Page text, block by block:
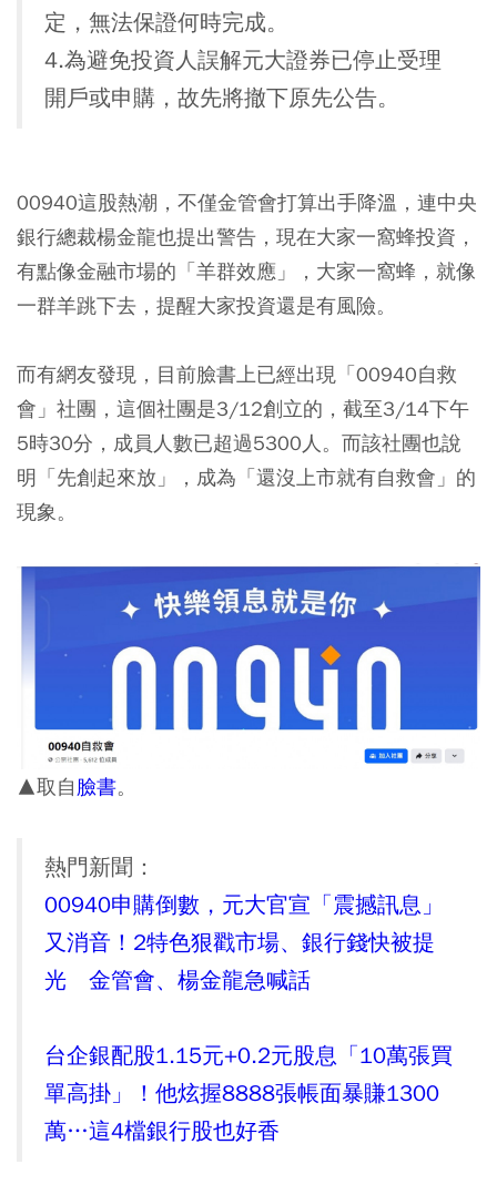
定，無法保證何時完成。
4.為避免投資人誤解元大證券已停止受理
開戶或申購，故先將撤下原先公告。
00940這股熱潮，不僅金管會打算出手降溫，連中央
銀行總裁楊金龍也提出警告，現在大家一窩蜂投資，
有點像金融市場的「羊群效應」，大家一窩蜂，就像
一群羊跳下去，提醒大家投資還是有風險。
而有網友發現，目前臉書上已經出現「00940自救
會」社團，這個社團是3/12創立的，截至3/14下午
5時30分，成員人數已超過5300人。而該社團也說
明「先創起來放」，成為「還沒上市就有自救會」的
現象。
▲取自臉書。
熱門新聞：
00940申購倒數，元大官宣「震撼訊息」
又消音！2特色狠戳市場、銀行錢快被提
光 金管會、楊金龍急喊話
台企銀配股1.15元+0.2元股息「10萬張買
單高掛」！他炫握8888張帳面暴賺1300
萬…這4檔銀行股也好香